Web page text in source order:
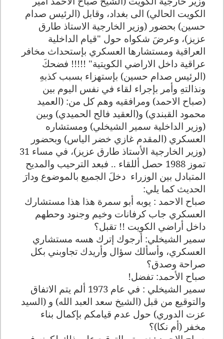
الكويت الحالي) الى بغداد، وقابل (الرئيس صدام
حسين) بحضور (وزير الخارجية الاستاذ طارق
عزيز)، وعرضَ شكواه حول "قيام الداخلية
العراقية ومستشارها العسكري بإستحداث مخافر
عراقية داخل الاراضي الكويتية" !!!!! فضحكَ
(الرئيس صدام حسين) بإستهزاء بسبب كذبهِ
ونذالتهِ وأمر بإجراء لقاء في نفس اليوم بين
(صباح الاحمد) ومرافقيه وهم كل من: (العميد
محمود القبندي) و(العقيد فالح الحميدي) وبين
(وزير الداخلية سمير الشيخلي) ومستشاره
العسكري (المقدم غازي خضر الياس) وبحضور
(وزير الخارجية الأستاذ طارق عزيز)، في مساء 31
تموز 1988 حصل أللقاء .. فبعد الترحيب والمديح
المتبادل بين الوزراء دخلَ الجميع بالموضوع ودارَ
الحديث كما يلي:
صباح الاحمد : يوبه أبو سمرة هذا هذا مستشارك
العسكري جاب كرفانات وخيم وجنود وحطهم
داخل أراضي الكويت !! تقبل؟
سمير الشيخلي: أرجوك إترك هسه مستشاري
العسكري، وأسألك سؤال وأريدك تجاوبني بكل
صراحة وصدق؟
صباح الأحمد: تفضل!
سمير الشيخلي : في عام 1973 ألم يتم الاتفاق
والتوقيع من قبل (الشيخ سعد العبد الله) و (السيد
عزت الدوري) حول عدم قيامكم بإكمال بناء
مخفر (أم نكا)؟